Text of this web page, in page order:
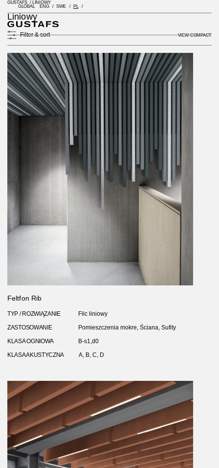
GLOBAL ENG SWE PL
GUSTAFS / LINIOWY
Liniowy
Filter & sort VIEW COMPACT
Feltfon Rib
TYP / ROZWIĄZANIE
Filc liniowy
ZASTOSOWANIE
Pomieszczenia mokre, Ściana, Sufity
KLASA OGNIOWA
B-s1,d0
KLASA AKUSTYCZNA
A, B, C, D